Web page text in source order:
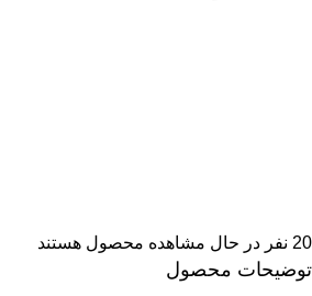
20 نفر در حال مشاهده محصول هستند
توضیحات محصول